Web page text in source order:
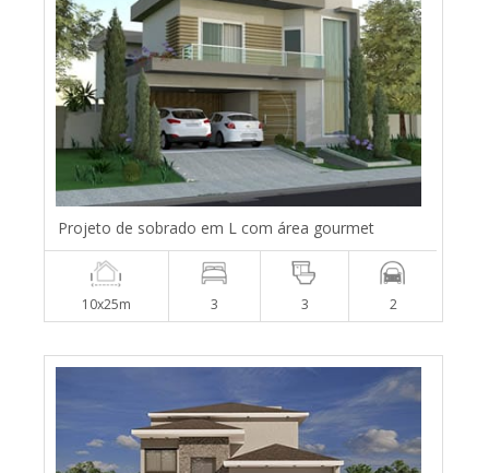
Projeto de sobrado em L com área gourmet
10x25m 3 3 2